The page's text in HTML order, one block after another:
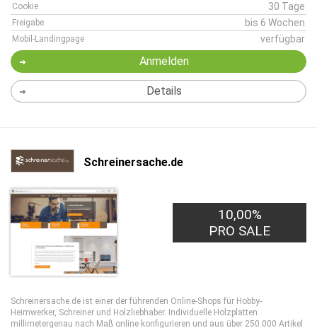
Cookie 30 Tage
Freigabe bis 6 Wochen
Mobil-Landingpage verfügbar
Anmelden
Details
Schreinersache.de
10,00%
PRO SALE
Schreinersache.de ist einer der führenden Online-Shops für Hobby-
Heimwerker, Schreiner und Holzliebhaber. Individuelle Holzplatten
millimetergenau nach Maß online konfigurieren und aus über 250.000 Artikel